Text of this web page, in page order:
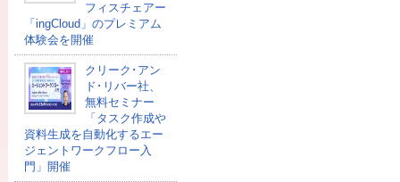
フィスチェアー
「ingCloud」のプレミアム
体験会を開催
クリーク･アン
ド･リバー社、
無料セミナー
「タスク作成や
資料生成を自動化するエー
ジェントワークフロー入
門」開催